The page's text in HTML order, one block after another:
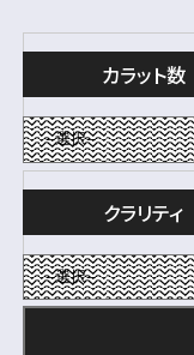
カラット数
クラリティ